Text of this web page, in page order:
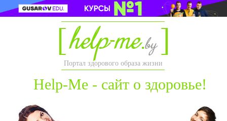
Портал здорового образа жизни
Help-Me - сайт о здоровье!